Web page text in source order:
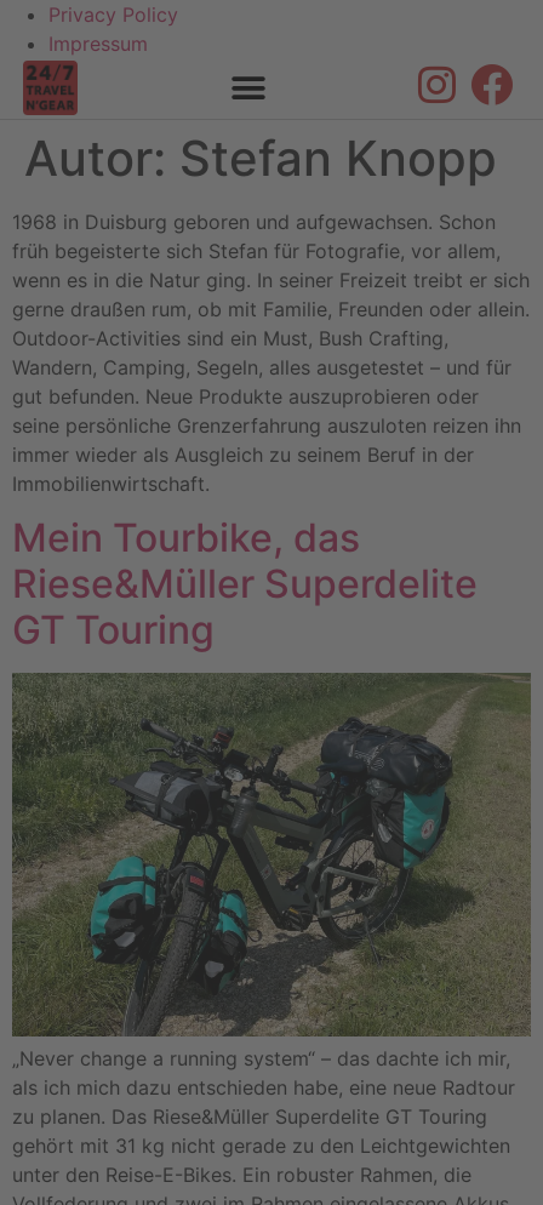
Privacy Policy
Impressum
Skip to
content
Autor: Stefan Knopp
1968 in Duisburg geboren und aufgewachsen. Schon
früh begeisterte sich Stefan für Fotografie, vor allem,
wenn es in die Natur ging. In seiner Freizeit treibt er sich
gerne draußen rum, ob mit Familie, Freunden oder allein.
Outdoor-Activities sind ein Must, Bush Crafting,
Wandern, Camping, Segeln, alles ausgetestet – und für
gut befunden. Neue Produkte auszuprobieren oder
seine persönliche Grenzerfahrung auszuloten reizen ihn
immer wieder als Ausgleich zu seinem Beruf in der
Immobilienwirtschaft.
Mein Tourbike, das
Riese&Müller Superdelite
GT Touring
„Never change a running system“ – das dachte ich mir,
als ich mich dazu entschieden habe, eine neue Radtour
zu planen. Das Riese&Müller Superdelite GT Touring
gehört mit 31 kg nicht gerade zu den Leichtgewichten
unter den Reise-E-Bikes. Ein robuster Rahmen, die